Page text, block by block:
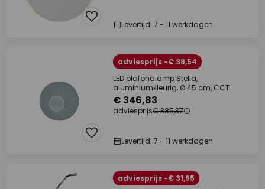
Levertijd: 7 - 11 werkdagen
adviesprijs -€ 38,54
LED plafondlamp Stella,
aluminiumkleurig, Ø 45 cm, CCT
€ 346,83
adviesprijs€ 385,37
Levertijd: 7 - 11 werkdagen
adviesprijs -€ 31,95